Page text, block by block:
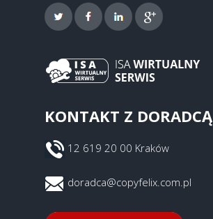
KONTAKT Z DORADCĄ
12 619 20 00 Kraków
doradca@copyfelix.com.pl